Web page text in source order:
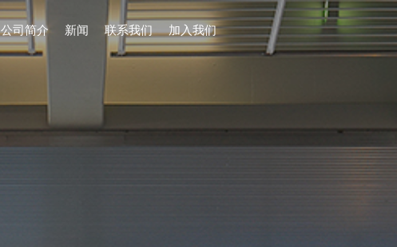
公司简介 新闻 联系我们 加入我们